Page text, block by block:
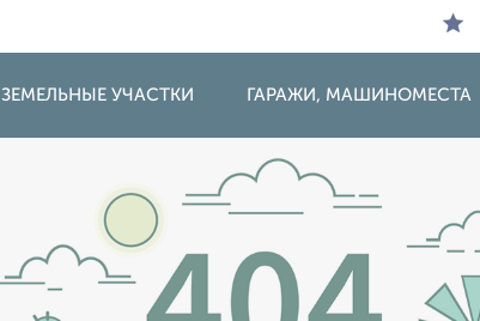
ЗЕМЕЛЬНЫЕ УЧАСТКИ ГАРАЖИ, МАШИНОМЕСТА